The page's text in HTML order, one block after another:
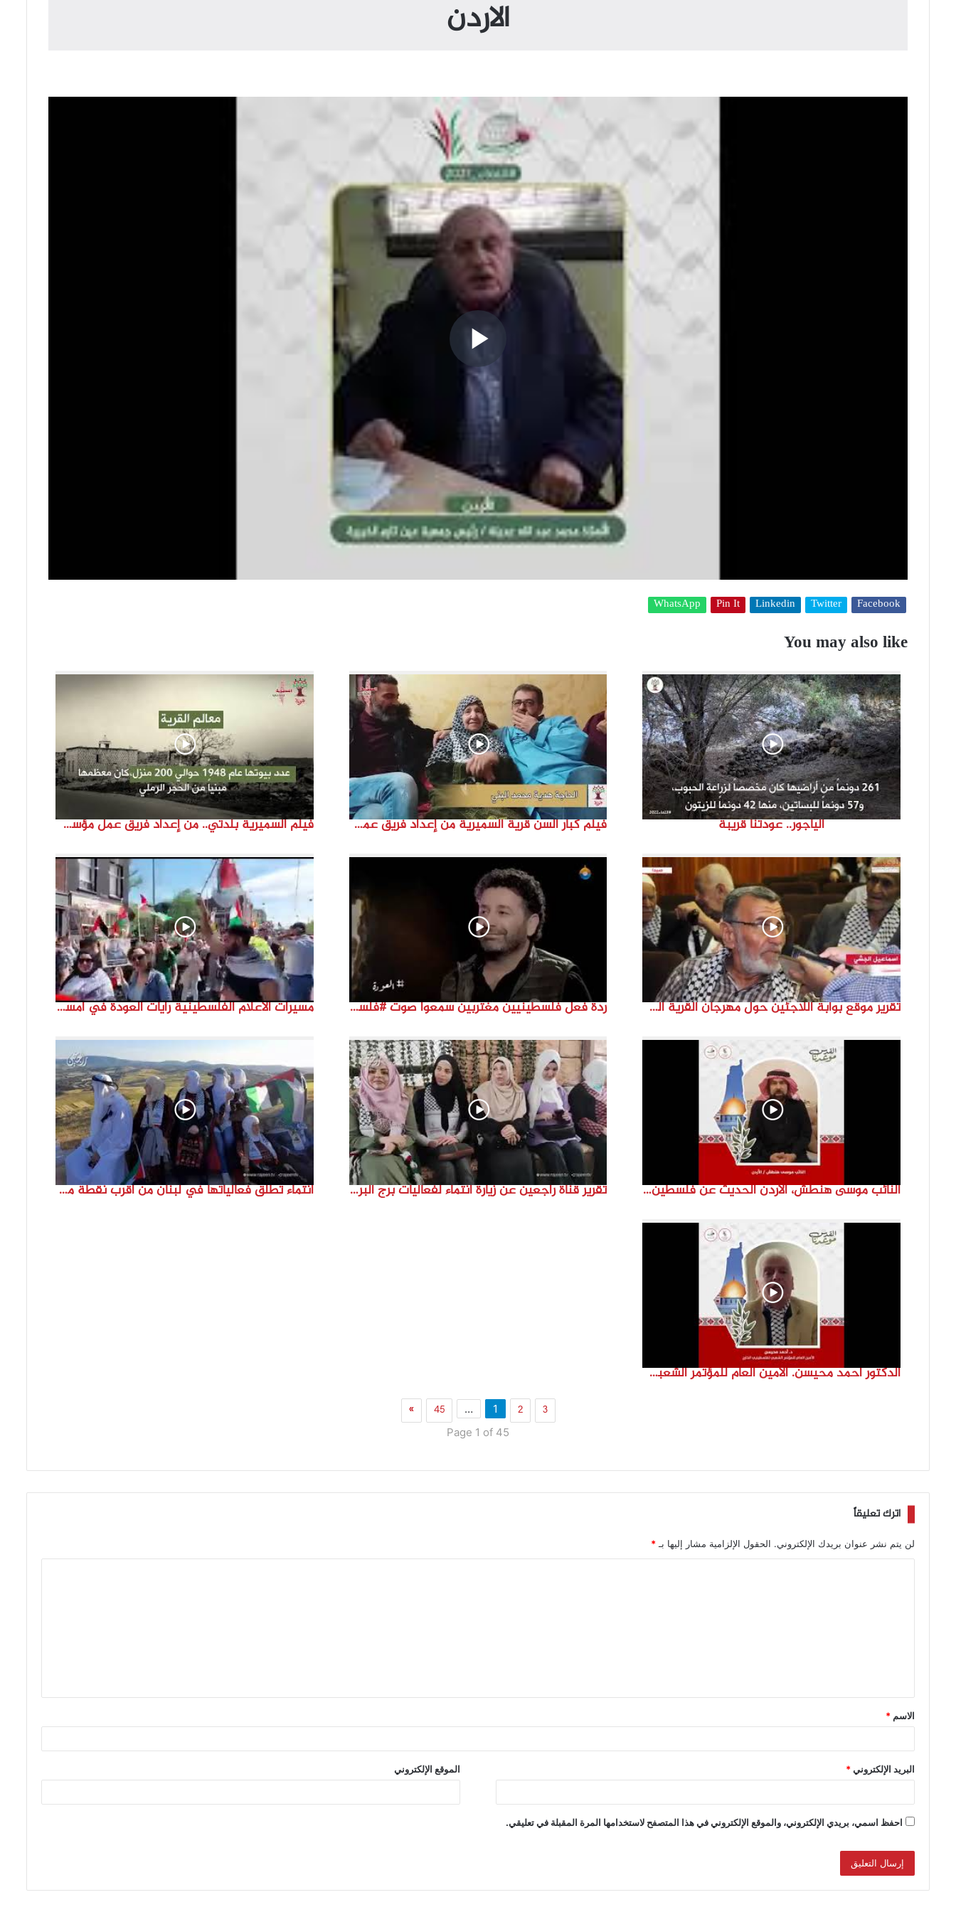
الاردن
P
l
a
y
d
e
o
Facebook
Twitter
Linkedin
Pin It
WhatsApp
You may also like
الياجور.. عودتنا قريبة فيلم كبار السن قرية السميرية من إعداد فريق عمل مؤسسة هوية فيلم السميرية بلدتي.. من إعداد فريق عمل مؤسسة هوية
تقرير موقع بوابة اللاجئين حول مهرجان القرية الفلسطينية ( السميرية بلدتي) ردة فعل فلسطينيين مغتربين سمعوا صوت #فلسطين لأول مرة #نتماء2022 #القدس_موعدنا #النكبة74 مسيرات الاعلام الفلسطينية رايات العودة في امستردام #النكبة74 #انتماء2022 #القدس_موعدنا
النائب موسى هنطش، الأردن الحديث عن فلسطين والاقصى هو عنصر تحدي من تحديات الأُمة في تاريخها الطويل. #انتماء2022 تقرير قناة راجعين عن زيارة انتماء لفعاليات برج البراجنة اعداد جنى شحرور انتماء تطلق فعالياتها في لبنان من أقرب نقطة مع فلسطين المحتلة في ذكرى النكبة_74تقرير: جنى شحرور
الدكتور احمد محيسن. الامين العام للمؤتمر الشعبي لفلسطينيي الخارج
1 2 3
…
45
»
Page 1 of 45
اترك تعليقاً
لن يتم نشر عنوان بريدك الإلكتروني. الحقول الإلزامية مشار إليها بـ *
الاسم *
البريد الإلكتروني* الموقع الإلكتروني
احفظ اسمي، بريدي الإلكتروني، والموقع الإلكتروني في هذا المتصفح لاستخدامها المرة المقبلة في تعليقي.